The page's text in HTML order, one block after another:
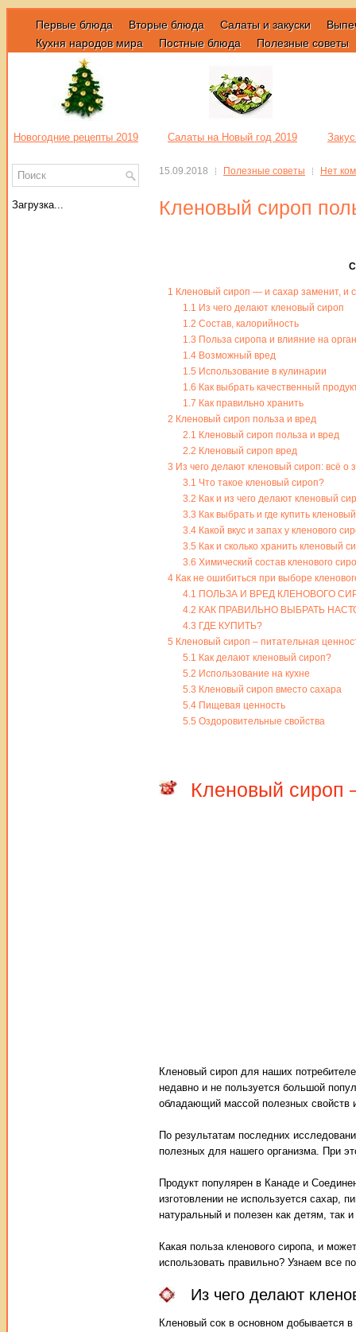
Первые блюда Вторые блюда Салаты и закуски
Кухня народов мира
Постные блюда Полезные советы
Новогодние рецепты 2019 Салаты на Новый год 2019
15.09.2018 Полезные советы Нет
Кленовый сироп
1 Кленовый сироп — и сахар заменит, и
1.1 Из чего делают кленовый сироп
1.2 Состав, калорийность
1.3 Польза сиропа и влияние на
1.4Возможный вред
1.5 Использование в кулинарии
1.6 Как выбрать качественный
1.7 Как правильно хранить
2 Кленовый сироп польза и вред
2.1 Кленовый сироп польза и вред
2.2 Кленовый сироп вред
3 Из чего делают кленовый сироп: всё о
3.1 Что такое кленовый сироп?
3.2 Как и из чего делают кленовый
3.3 Как выбрать и где купить
3.4Какой вкус и запах у кленового
3.5 Как и сколько хранить кленовый
3.6 Химический состав кленового
4 Как не ошибиться при выборе
4.1 ПОЛЬЗА И ВРЕД КЛЕНОВОГО
4.2 КАК ПРАВИЛЬНО ВЫБРАТЬ
4.3 ГДЕ КУПИТЬ?
5 Кленовый сироп – питательная
5.1 Как делают кленовый сироп?
5.2 Использование на кухне
5.3 Кленовый сироп вместо сахара
5.4Пищевая ценность
5.5 Оздоровительные свойства
Кленовый сироп
Кленовый сироп для наших
недавно и не пользуется большой
обладающий массой полезных свойств
По результатам последних
полезных для нашего организма. При
Продукт популярен в Канаде и
изготовлении не используется сахар,
натуральный и полезен как детям, так
Какая польза кленового сиропа, и
использовать правильно? Узнаем все
Из чего делают
Кленовый сок в основном добывается
Загрузка...